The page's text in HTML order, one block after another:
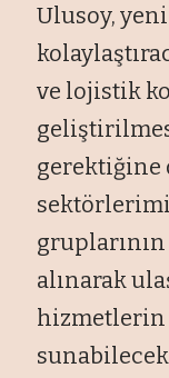
Ulusoy,
ve lojistik
gerektiğine
alınarak
hizmetlerin